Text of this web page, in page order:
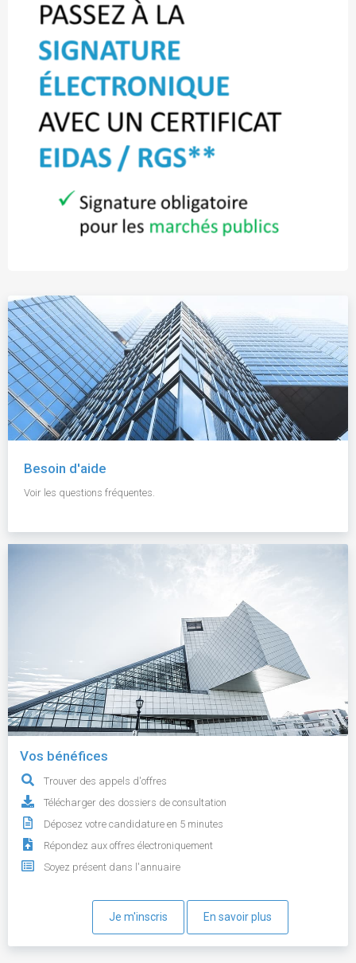
Besoin d'aide
Voir les questions fréquentes.
Vos bénéfices
Trouver des appels d'offres
Télécharger des dossiers de consultation
Déposez votre candidature en 5 minutes
Répondez aux offres électroniquement
Soyez présent dans l'annuaire
Je m'inscris En savoir plus